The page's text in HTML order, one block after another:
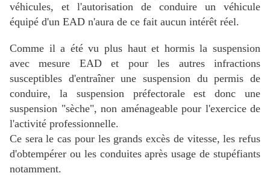
véhicules, et l'autorisation de conduire un véhicule
équipé d'un EAD n'aura de ce fait aucun intérêt réel.
Comme il a été vu plus haut et hormis la suspension
avec mesure EAD et pour les autres infractions
susceptibles d'entraîner une suspension du permis de
conduire, la suspension préfectorale est donc une
suspension "sèche", non aménageable pour l'exercice de
l'activité professionnelle.
Ce sera le cas pour les grands excès de vitesse, les refus
d'obtempérer ou les conduites après usage de stupéfiants
notamment.